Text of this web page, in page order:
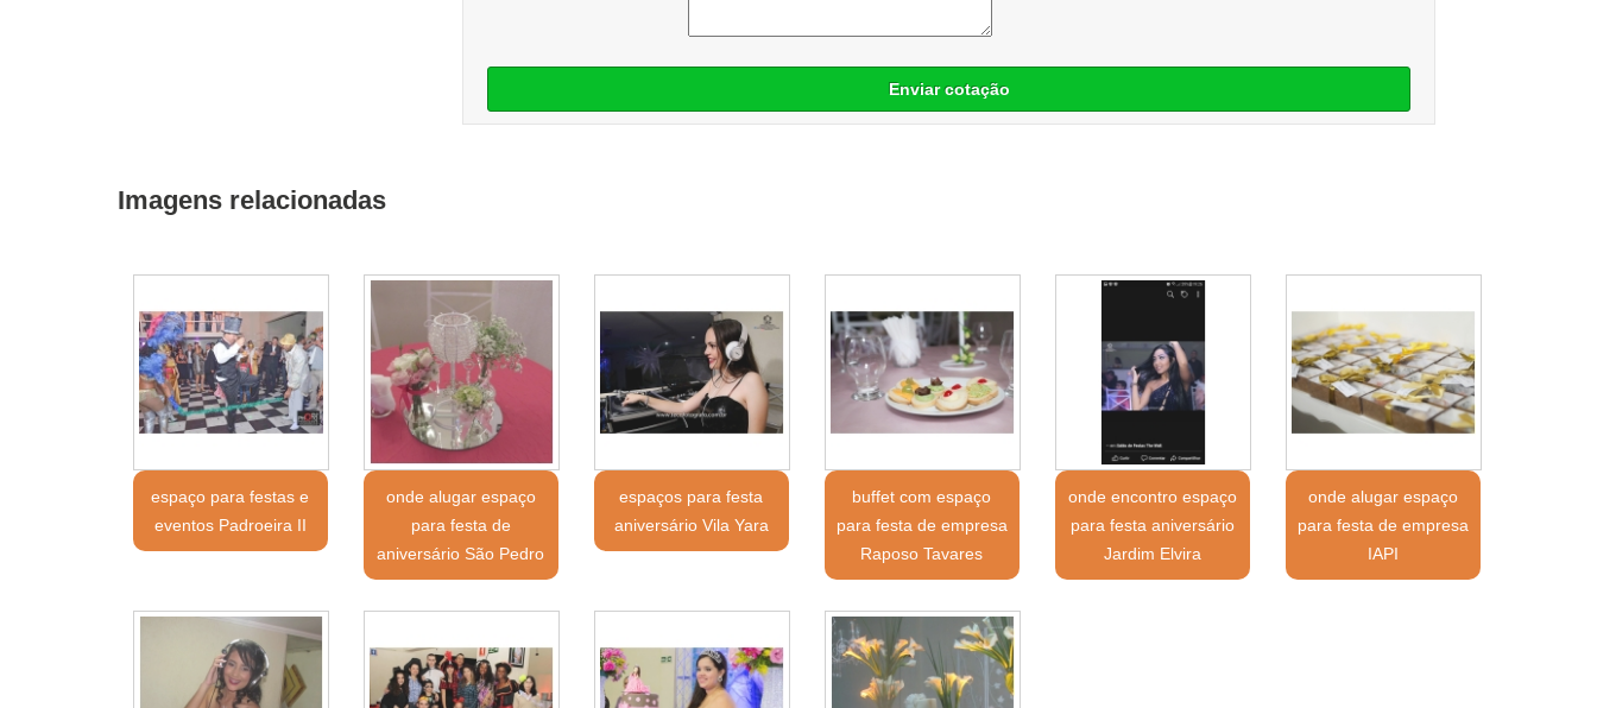
Enviar cotação
Imagens relacionadas
espaço para festas e
eventos Padroeira II
onde alugar espaço
para festa de
aniversário São Pedro
espaços para festa
aniversário Vila Yara
buffet com espaço
para festa de empresa
Raposo Tavares
onde encontro espaço
para festa aniversário
Jardim Elvira
onde alugar espaço
para festa de empresa
IAPI